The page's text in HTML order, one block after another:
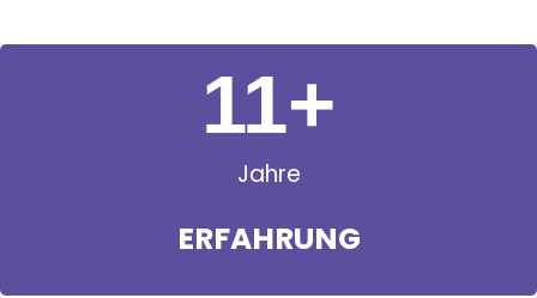
Jahre
ERFAHRUNG
11+